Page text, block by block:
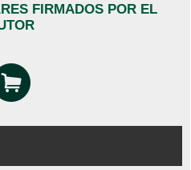
FIRMADOS POR EL